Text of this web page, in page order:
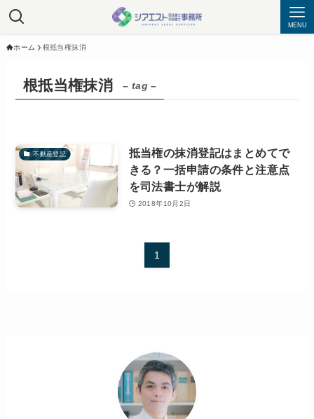
MENU
ホーム 根抵当権抹消
根抵当権抹消 – tag –
不動産登記
抵当権の抹消登記はまとめてで
きる？一括申請の条件と注意点
を司法書士が解説
2018年10月2日
1